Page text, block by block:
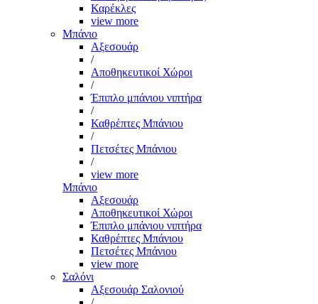
Καρέκλες
view more
Μπάνιο
Αξεσουάρ
/
Αποθηκευτικοί Χώροι
/
Έπιπλο μπάνιου νιπτήρα
/
Καθρέπτες Μπάνιου
/
Πετσέτες Μπάνιου
/
view more
Μπάνιο
Αξεσουάρ
Αποθηκευτικοί Χώροι
Έπιπλο μπάνιου νιπτήρα
Καθρέπτες Μπάνιου
Πετσέτες Μπάνιου
view more
Σαλόνι
Αξεσουάρ Σαλονιού